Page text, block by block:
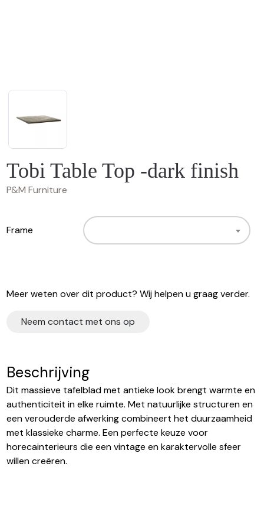
Tobi Table Top -dark finish
P&M Furniture
Frame
Meer weten over dit product? Wij helpen u graag verder.
Neem contact met ons op
Beschrijving
Dit massieve tafelblad met antieke look brengt warmte en
authenticiteit in elke ruimte. Met natuurlijke structuren en
een verouderde afwerking combineert het duurzaamheid
met klassieke charme. Een perfecte keuze voor
horecainterieurs die een vintage en karaktervolle sfeer
willen creëren.